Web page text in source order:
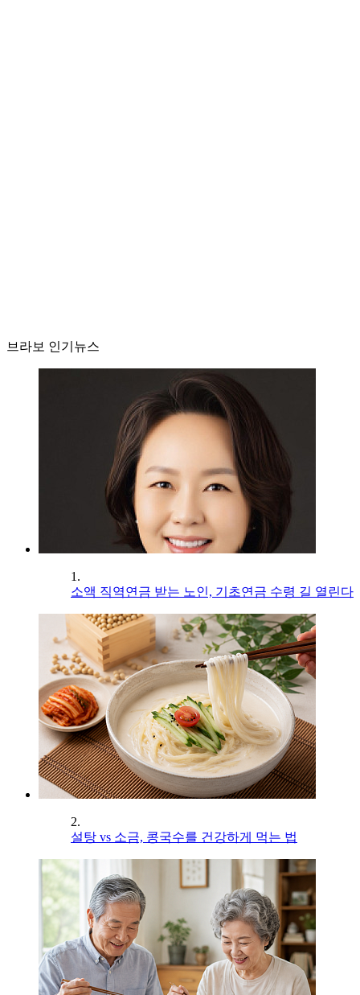
브라보 인기뉴스
1.
소액 직역연금 받는 노인, 기초연금 수령 길 열린다
2.
설탕 vs 소금, 콩국수를 건강하게 먹는 법